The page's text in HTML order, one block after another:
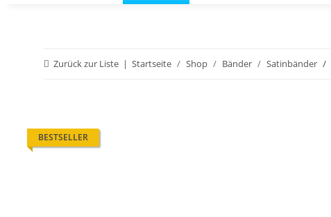
Zurück zur Liste Startseite Shop Bänder Satinbänder
BESTSELLER